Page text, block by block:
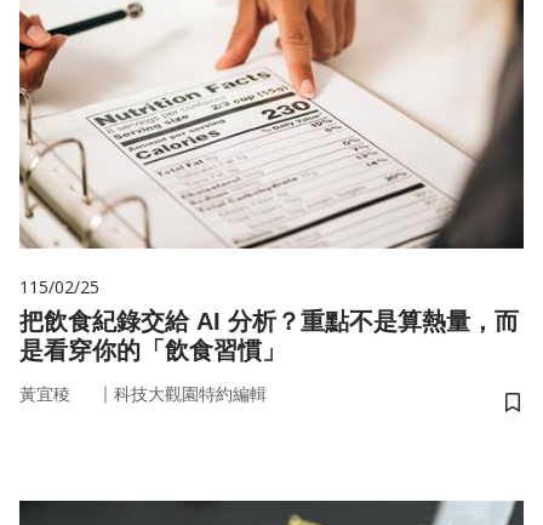
115/02/25
把飲食紀錄交給 AI 分析？重點不是算熱量，而
是看穿你的「飲食習慣」
黃宜稜 ｜ 科技大觀園特約編輯
儲